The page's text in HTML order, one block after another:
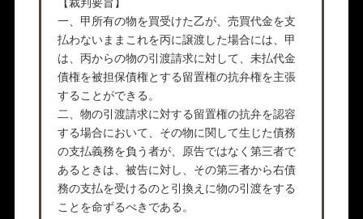
一、甲所有の物を買受けた乙が、売買代金を支
払わないままこれを丙に譲渡した場合には、甲
は、丙からの物の引渡請求に対して、未払代金
債権を被担保債権とする留置権の抗弁権を主張
することができる。
二、物の引渡請求に対する留置権の抗弁を認容
する場合において、その物に関して生じた債務
の支払義務を負う者が、原告ではなく第三者で
あるときは、被告に対し、その第三者から右債
務の支払を受けるのと引換えに物の引渡をする
ことを命ずるべきである。